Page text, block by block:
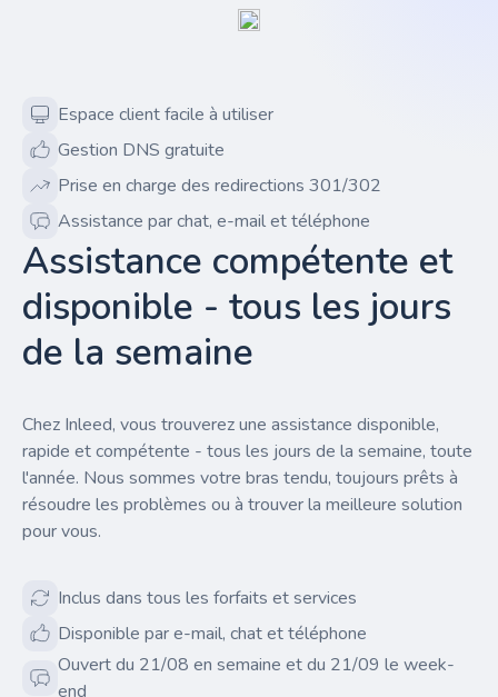
Espace client facile à utiliser
Gestion DNS gratuite
Prise en charge des redirections 301/302
Assistance par chat, e-mail et téléphone
Assistance compétente et
disponible - tous les jours
de la semaine
Chez Inleed, vous trouverez une assistance disponible,
rapide et compétente - tous les jours de la semaine, toute
l'année. Nous sommes votre bras tendu, toujours prêts à
résoudre les problèmes ou à trouver la meilleure solution
pour vous.
Inclus dans tous les forfaits et services
Disponible par e-mail, chat et téléphone
Ouvert du 21/08 en semaine et du 21/09 le week-
end